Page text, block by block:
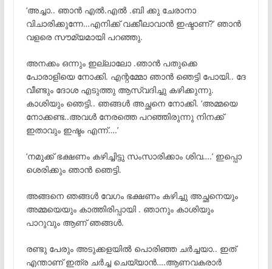
‘അച്ചാ.. ഞാൻ എൽ.എൽ .ബി ക്കു ചേരാനാ
വിചാരിക്കുന്നേ…എനിക്ക് വക്കീലാവാൻ ഇഷ്ടാണ്?’ ഞാൻ
വളരെ സൗമ്യമായി പറഞ്ഞു.
അനക്കം ഒന്നും ഇല്ലാലോ .ഞാൻ പതുക്കെ
പോരാളിയെ നോക്കി. എന്റമ്മോ ഞാൻ ഞെട്ടി പോയി.. ദേ
വീണ്ടും ദോശ എടുത്തു ആസ്വദിച്ചു കഴിക്കുന്നു.
കാശിയും ഞെട്ടി.. ഞങ്ങൾ അച്ഛനെ നോക്കി. ‘അമ്മയെ
നോക്കണ്ട..അവൾ നേരത്തെ പറഞ്ഞിരുന്നു നിനക്ക്
ഇതാവും ഇഷ്ടം എന്ന്….’
‘നമുക്ക് ഭക്ഷണം കഴിച്ചിട്ടു സംസാരിക്കാം ശിവ….’ ഇപ്പൊ
ശെരിക്കും ഞാൻ ഞെട്ടി.
അങ്ങനെ ഞങ്ങൾ വേഗം ഭക്ഷണം കഴിച്ചു അച്ഛനെയും
അമ്മയെയും കാത്തിരിപ്പായി . ഞാനും കാശിയും
പാറുവും ആണ് ഞങ്ങൾ.
രണ്ടു പേരും അടുക്കളയിൽ പൊരിഞ്ഞ ചർച്ചയാ.. ഇത്
എന്താണ് ഇത്ര ചർച്ച ചെയ്യാൻ….ആണവകരാർ